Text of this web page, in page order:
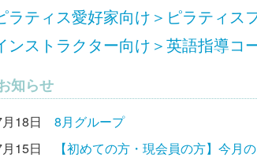
ラティス愛好家向け＞ピラティ
ンストラクター向け＞英語指導コ
知らせ
18日
8月グループ
15日
【初めての方・現会員の方】今月